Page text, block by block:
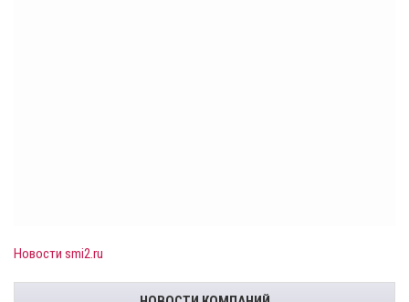
Новости smi2.ru